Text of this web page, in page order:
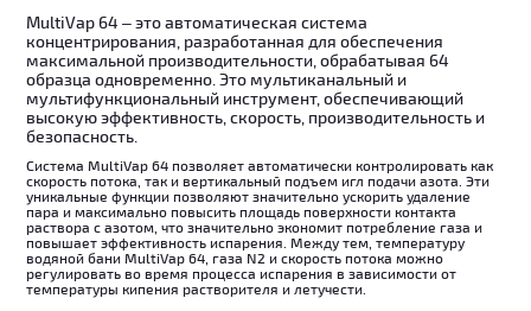
MultiVap 64 – это автоматическая система
концентрирования, разработанная для обеспечения
максимальной производительности, обрабатывая 64
образца одновременно. Это мультиканальный и
мультифункциональный инструмент, обеспечивающий
высокую эффективность, скорость, производительность и
безопасность.
Система MultiVap 64 позволяет автоматически контролировать как
скорость потока, так и вертикальный подъем игл подачи азота. Эти
уникальные функции позволяют значительно ускорить удаление
пара и максимально повысить площадь поверхности контакта
раствора с азотом, что значительно экономит потребление газа и
повышает эффективность испарения. Между тем, температуру
водяной бани MultiVap 64, газа N2 и скорость потока можно
регулировать во время процесса испарения в зависимости от
температуры кипения растворителя и летучести.